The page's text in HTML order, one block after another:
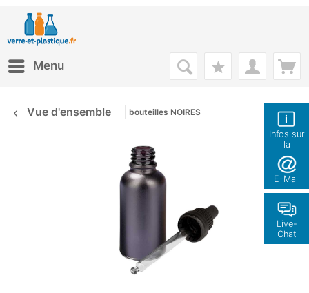
Infos sur
la
boutique
E-Mail
Live-
Chat
Menu
Vue d'ensemble bouteilles NOIRES